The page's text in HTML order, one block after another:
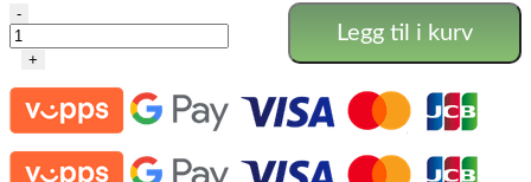
CAN-
LITE
FILTER
250
1500m3
antall
-
+
Legg til i kurv